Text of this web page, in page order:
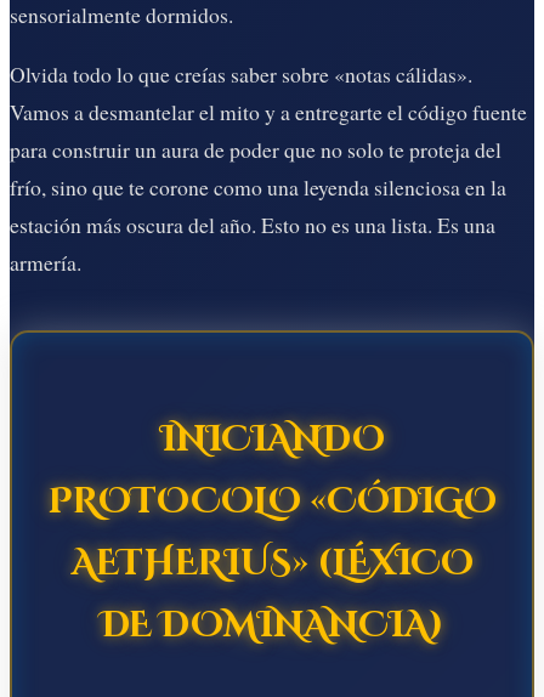
sensorialmente dormidos.
Olvida todo lo que creías saber sobre «notas cálidas».
Vamos a desmantelar el mito y a entregarte el código fuente
para construir un aura de poder que no solo te proteja del
frío, sino que te corone como una leyenda silenciosa en la
estación más oscura del año. Esto no es una lista. Es una
armería.
INICIANDO
PROTOCOLO «CÓDIGO
AETHERIUS» (LÉXICO
DE DOMINANCIA)